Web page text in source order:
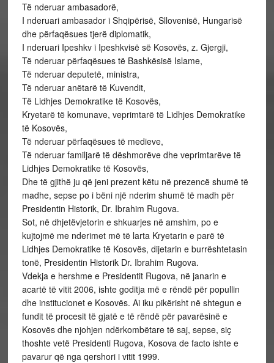
Të nderuar ambasadorë,
I nderuari ambasador i Shqipërisë, Sllovenisë, Hungarisë
dhe përfaqësues tjerë diplomatik,
I nderuari Ipeshkv i Ipeshkvisë së Kosovës, z. Gjergji,
Të nderuar përfaqësues të Bashkësisë Islame,
Të nderuar deputetë, ministra,
Të nderuar anëtarë të Kuvendit,
Të Lidhjes Demokratike të Kosovës,
Kryetarë të komunave, veprimtarë të Lidhjes Demokratike
të Kosovës,
Të nderuar përfaqësues të medieve,
Të nderuar familjarë të dëshmorëve dhe veprimtarëve të
Lidhjes Demokratike të Kosovës,
Dhe të gjithë ju që jeni prezent këtu në prezencë shumë të
madhe, sepse po i bëni një nderim shumë të madh për
Presidentin Historik, Dr. Ibrahim Rugova.
Sot, në dhjetëvjetorin e shkuarjes në amshim, po e
kujtojmë me nderimet më të larta Kryetarin e parë të
Lidhjes Demokratike të Kosovës, dijetarin e burrështetasin
tonë, Presidentin Historik Dr. Ibrahim Rugova.
Vdekja e hershme e Presidentit Rugova, në janarin e
acartë të vitit 2006, ishte goditja më e rëndë për popullin
dhe institucionet e Kosovës. Ai iku pikërisht në shtegun e
fundit të procesit të gjatë e të rëndë për pavarësinë e
Kosovës dhe njohjen ndërkombëtare të saj, sepse, siç
thoshte vetë Presidenti Rugova, Kosova de facto ishte e
pavarur që nga qershori i vitit 1999.